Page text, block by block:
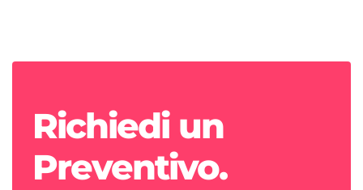
Richiedi un
Preventivo.